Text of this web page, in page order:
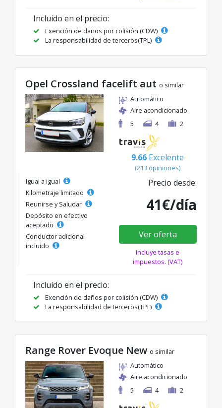
Incluido en el precio:
Exención de daños por colisión (CDW)
La responsabilidad de terceros(TPL)
Opel Crossland facelift aut o similar
Automático
Aire acondicionado
5
4 2
9.66 Excelente
(213 opiniones)
Igual a igual
Kilometraje limitado
Reunirse y Saludar
Depósito en efectivo
aceptado
Conductor adicional
incluido
Precio desde:
41€/día
Ver oferta
Incluye tasas e
impuestos. (VAT)
Incluido en el precio:
Exención de daños por colisión (CDW)
La responsabilidad de terceros(TPL)
Range Rover Evoque New o similar
Automático
Aire acondicionado
5
4 2